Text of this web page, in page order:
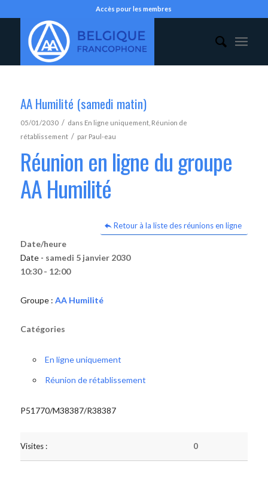
Accès pour les membres
AA Humilité (samedi matin)
05/01/2030 / dans En ligne uniquement, Réunion de
rétablissement / par Paul-eau
Réunion en ligne du groupe
AA Humilité
Retour à la liste des réunions en ligne
Date/heure
Date - samedi 5 janvier 2030
10:30 - 12:00
Groupe : AA Humilité
Catégories
En ligne uniquement
Réunion de rétablissement
P51770/M38387/R38387
Visites : 0